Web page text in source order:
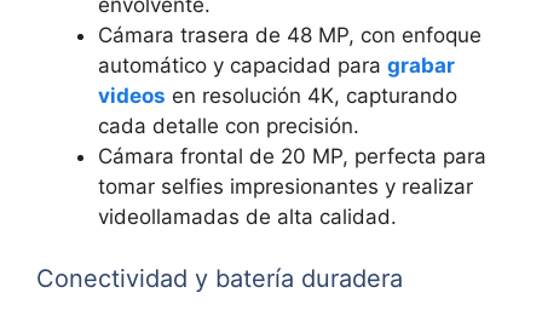
envolvente.
Cámara trasera de 48 MP, con enfoque
automático y capacidad ‍para grabar
videos en⁢ resolución 4K, capturando
cada detalle con precisión.
Cámara frontal de 20 MP, perfecta para
tomar selfies impresionantes y realizar
videollamadas de⁤ alta calidad.
Conectividad y batería duradera